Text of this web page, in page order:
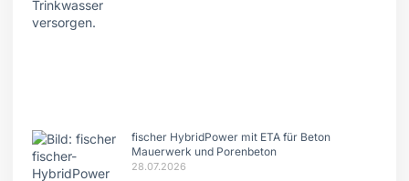
fischer HybridPower mit ETA für Beton
Mauerwerk und Porenbeton
28.07.2026